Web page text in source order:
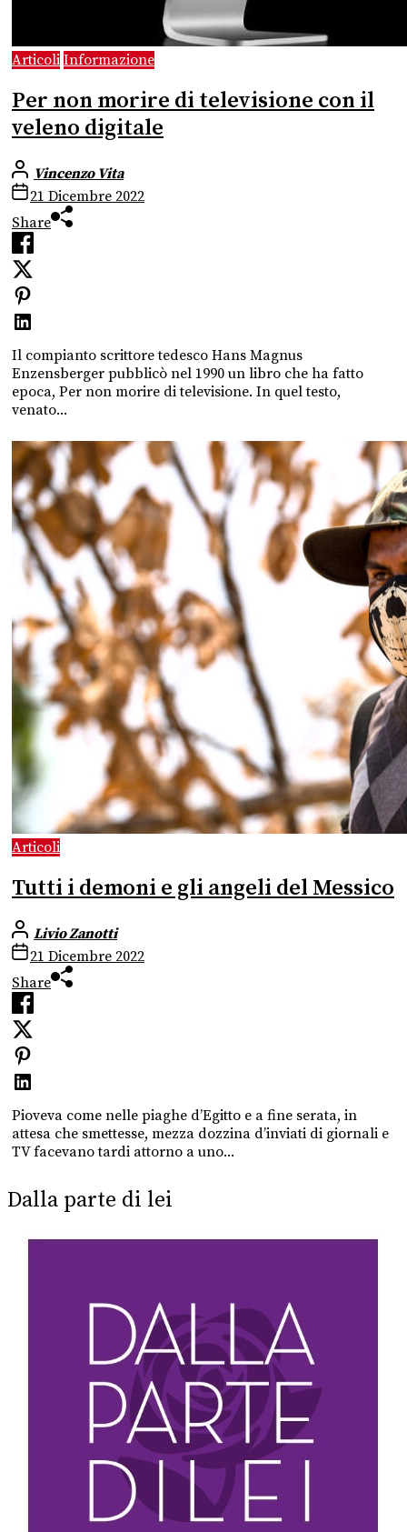
Articoli Informazione
Per non morire di televisione con il
veleno digitale
Vincenzo Vita
21 Dicembre 2022
Share
Il compianto scrittore tedesco Hans Magnus
Enzensberger pubblicò nel 1990 un libro che ha fatto
epoca, Per non morire di televisione. In quel testo,
venato...
Articoli
Tutti i demoni e gli angeli del Messico
Livio Zanotti
21 Dicembre 2022
Share
Pioveva come nelle piaghe d’Egitto e a fine serata, in
attesa che smettesse, mezza dozzina d’inviati di giornali e
TV facevano tardi attorno a uno...
Dalla parte di lei